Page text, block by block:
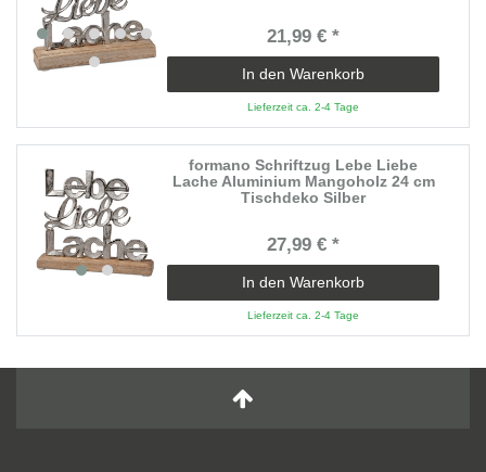
21,99 € *
In den Warenkorb
Lieferzeit ca. 2-4 Tage
formano Schriftzug Lebe Liebe
Lache Aluminium Mangoholz 24 cm
Tischdeko Silber
27,99 € *
In den Warenkorb
Lieferzeit ca. 2-4 Tage